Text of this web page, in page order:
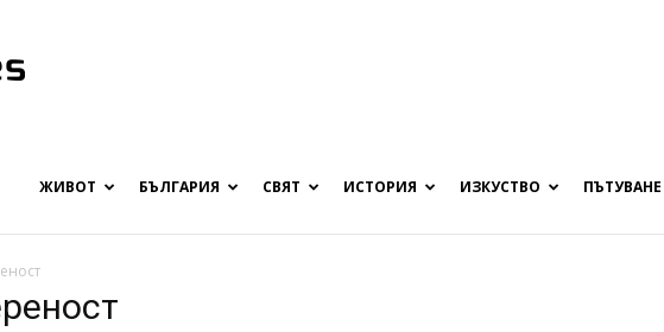
списание
за
ЖИВОТ БЪЛГАРИЯ СВЯТ ИСТОРИЯ ИЗКУСТВО ПЪТУВАНЕ